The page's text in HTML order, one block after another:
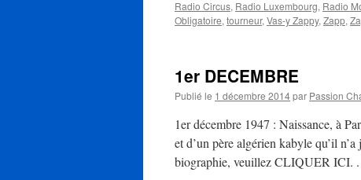
Radio Circus, Radio Luxembourg, Radio
Obligatoire, tourneur, Vas-y Zappy, Zapp,
1er DECEMBRE
Publié le 1 décembre 2014par Passion
1er décembre 1947 : Naissance, à
et d’un père algérien kabyle qu’il
biographie, veuillez CLIQUER ICI.